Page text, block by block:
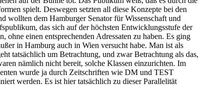
spielt. Deswegen setzten all diese Konzepte bei den
wollten dem Hamburger Senator für Wissenschaft und
das sich auf der höchsten Entwicklungsstufe der
einen entsprechenden Adressaten zu haben. Es ging
in Hamburg auch in Wien versucht habe. Man ist als
tatsächlich um Betrachtung, und zwar Betrachtung als das,
nämlich nicht bereit, solche Klassen einzurichten. Im
wurde ja durch Zeitschriften wie DM und TEST
werden. Es ist hier tatsächlich zu dieser Parallelität